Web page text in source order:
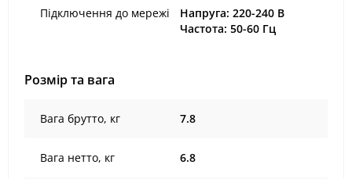
Підключення до мережі
Напруга: 220-240 В
Частота: 50-60 Гц
Розмір та вага
Вага брутто, кг 7.8
Вага нетто, кг 6.8